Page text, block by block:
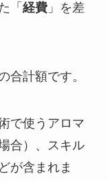
「 経費」を差
合計額です。
で使うアロマ
合）、スキル
が含まれま